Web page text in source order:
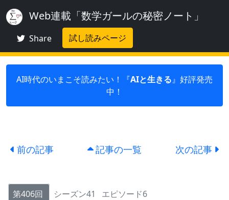
Web連載「数学ガールの秘密ノート」
Share 試し読みページ
AI時代のいまこそ読みたい！『AIと生きる』好評発売
中！
前の記事 記事の一覧 次の記事
第406回 シーズン41 エピソード6